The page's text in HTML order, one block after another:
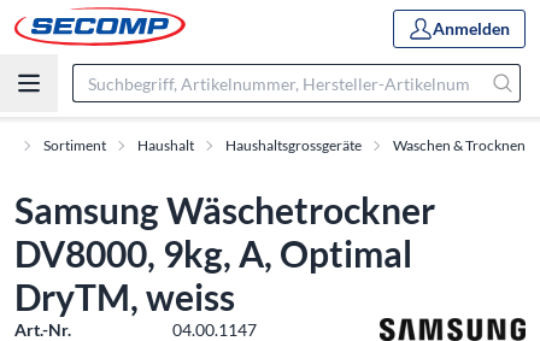
Anmelden
Sortiment Haushalt Haushaltsgrossgeräte Waschen & Trocknen
Samsung Wäschetrockner
DV8000, 9kg, A, Optimal
DryTM, weiss
Art.-Nr.
04.00.1147